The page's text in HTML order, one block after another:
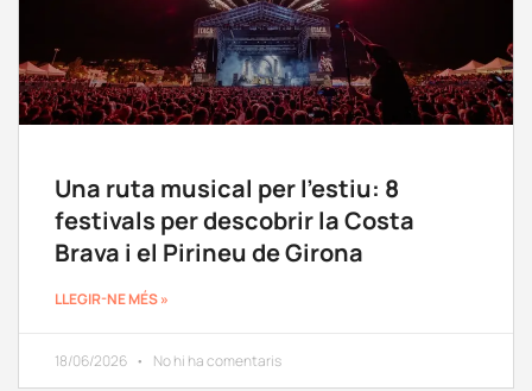
Una ruta musical per l’estiu: 8
festivals per descobrir la Costa
Brava i el Pirineu de Girona
LLEGIR-NE MÉS »
18/06/2026 No hi ha comentaris